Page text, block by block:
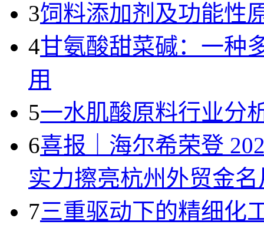
3饲料添加剂及功能性
4甘氨酸甜菜碱：一种
用
5一水肌酸原料行业分
6喜报｜海尔希荣登
实力擦亮杭州外贸金名
7三重驱动下的精细化